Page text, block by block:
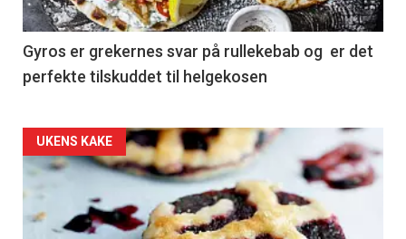
Gyros er grekernes svar på rullekebab og er det
perfekte tilskuddet til helgekosen
Forsiden
akkurat
nå
UKENS KAKE